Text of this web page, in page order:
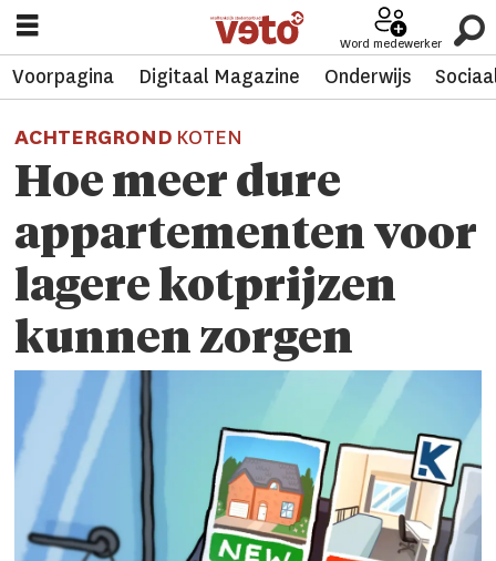
Word medewerker
Voorpagina Digitaal Magazine Onderwijs
ACHTERGROND KOTEN
Hoe meer dure
appartementen voor
lagere kot­prij­zen
kunnen zorgen